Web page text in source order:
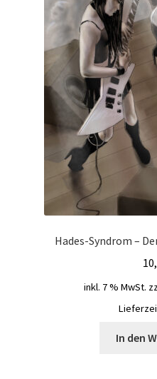
Hades-Syndrom –
inkl. 7 % MwSt.
In den